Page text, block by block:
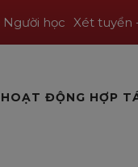
Người học Xét tuyển
HOẠT ĐỘNG HỢP